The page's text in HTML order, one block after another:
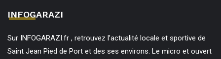
INFOGARAZI
Sur INFOGARAZI.fr , retrouvez l’actualité locale et sportive de
Saint Jean Pied de Port et des ses environs. Le micro et ouvert